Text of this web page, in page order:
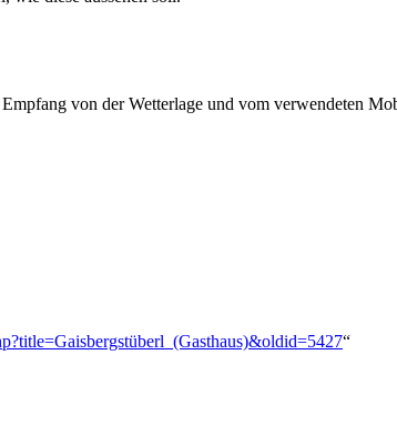
Empfang von der Wetterlage und vom verwendeten
“